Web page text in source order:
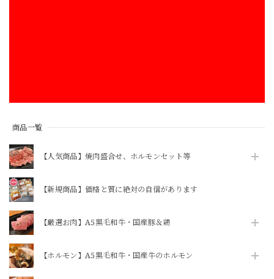
商品一覧
【人気商品】焼肉盛合せ、ホルモンセット等
【新規商品】価格と質に絶対の自信があります
【厳選お肉】A5黒毛和牛・国産豚＆鶏
【ホルモン】A5黒毛和牛・国産牛のホルモン